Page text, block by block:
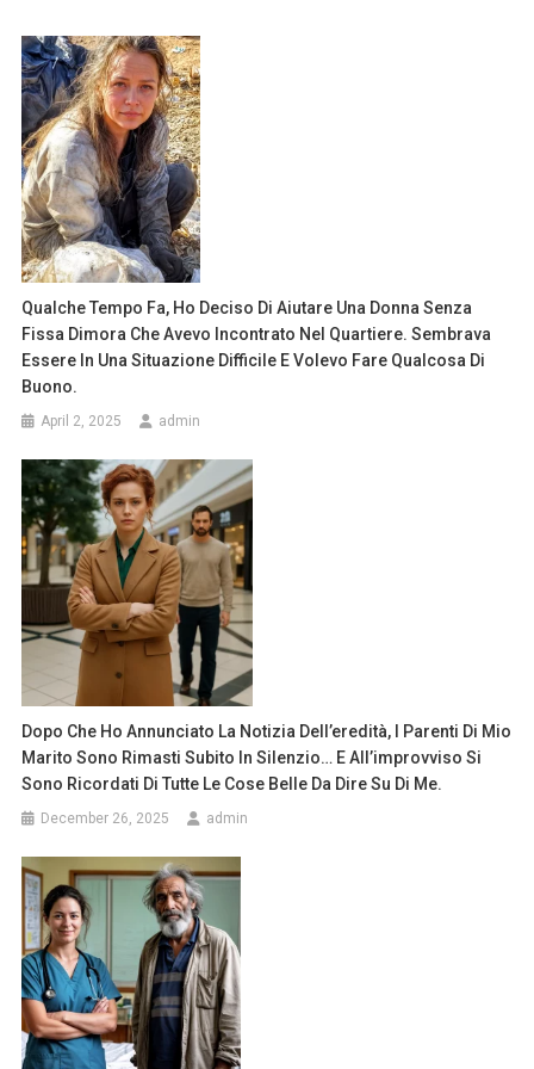
Qualche Tempo Fa, Ho Deciso Di Aiutare Una Donna Senza
Fissa Dimora Che Avevo Incontrato Nel Quartiere. Sembrava
Essere In Una Situazione Difficile E Volevo Fare Qualcosa Di
Buono.
April 2, 2025 admin
Dopo Che Ho Annunciato La Notizia Dell’eredità, I Parenti Di Mio
Marito Sono Rimasti Subito In Silenzio… E All’improvviso Si
Sono Ricordati Di Tutte Le Cose Belle Da Dire Su Di Me.
December 26, 2025 admin